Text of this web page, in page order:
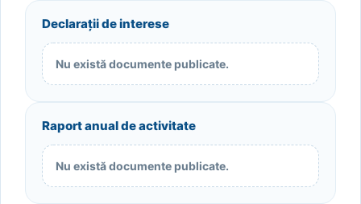
Declarații de interese
Nu există documente publicate.
Raport anual de activitate
Nu există documente publicate.